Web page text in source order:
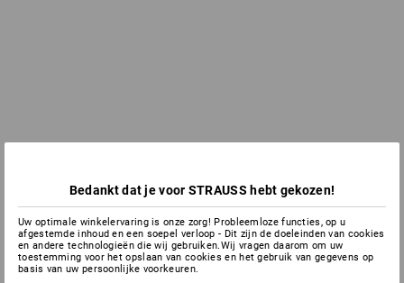
Bedankt dat je voor STRAUSS hebt gekozen!
Uw optimale winkelervaring is onze zorg! Probleemloze functies, op u
afgestemde inhoud en een soepel verloop - Dit zijn de doeleinden van cookies
en andere technologieën die wij gebruiken.Wij vragen daarom om uw
toestemming voor het opslaan van cookies en het gebruik van gegevens op
basis van uw persoonlijke voorkeuren.